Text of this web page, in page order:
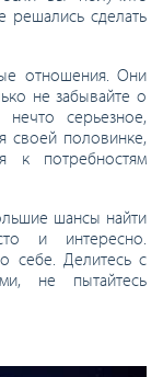
решались сделать
отношения. Они
не забывайте о
серьезное,
своей половинке,
к потребностям
шансы найти
и интересно.
себе. Делитесь с
не пытайтесь